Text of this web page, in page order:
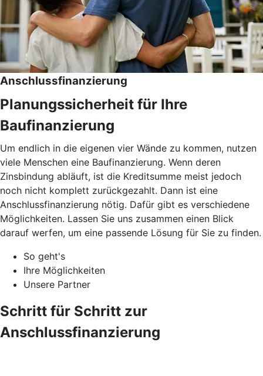
Anschlussfinanzierung
Planungssicherheit für Ihre
Baufinanzierung
Um endlich in die eigenen vier Wände zu kommen, nutzen
viele Menschen eine Baufinanzierung. Wenn deren
Zinsbindung abläuft, ist die Kreditsumme meist jedoch
noch nicht komplett zurückgezahlt. Dann ist eine
Anschlussfinanzierung nötig. Dafür gibt es verschiedene
Möglichkeiten. Lassen Sie uns zusammen einen Blick
darauf werfen, um eine passende Lösung für Sie zu finden.
So geht's
Ihre Möglichkeiten
Unsere Partner
Schritt für Schritt zur
Anschlussfinanzierung